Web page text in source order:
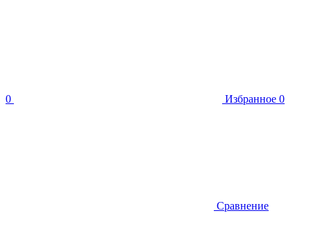
0 Избранное 0
Сравнение